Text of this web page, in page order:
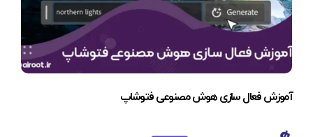
آموزش فعال سازی هوش مصنوعی فتوشاپ